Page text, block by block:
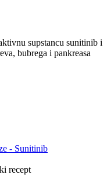
supstancu sunitinib i
bubrega i pankreasa
- Sunitinib
recept